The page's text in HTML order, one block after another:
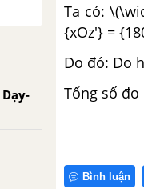
Ta có:
{xOz'} =
Do đó: Do
Tổng số đo
Bình luận